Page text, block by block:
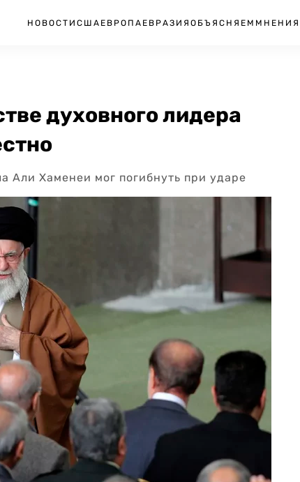
НОВОСТИ США ЕВРОПА ЕВРАЗИЯ ОБЪЯСНЯЕМ МНЕНИЯ
духовного лидера
Али Хаменеи мог погибнуть при ударе